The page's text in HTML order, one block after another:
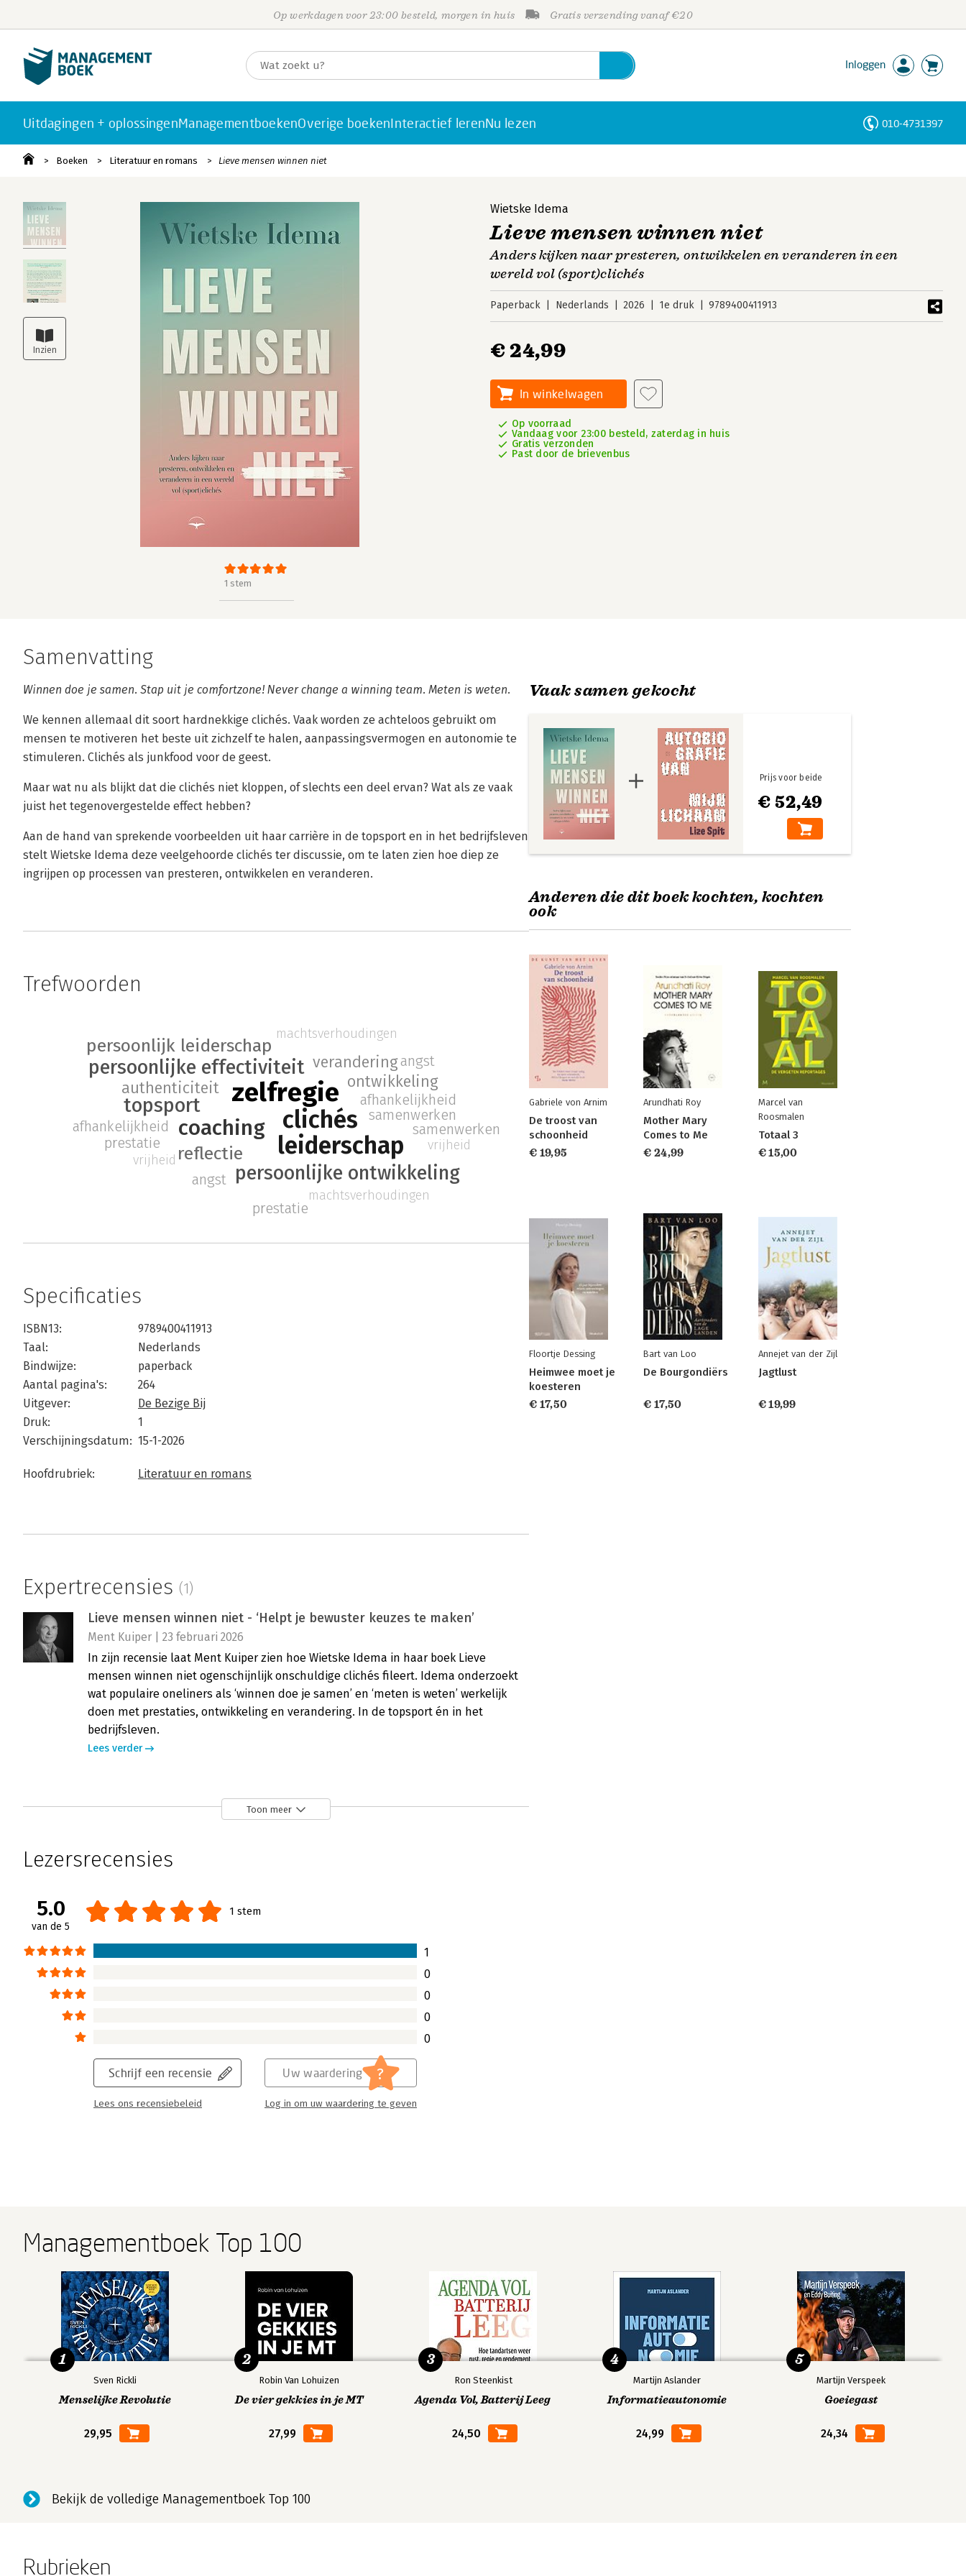
Op werkdagen voor 23:00 besteld, morgen in huis Gratis verzending vanaf €20
Inloggen
Uitdagingen + oplossingenManagementboekenOverige boekenInteractief lerenNu lezen 010-4731397
Boeken Literatuur en romans Lieve mensen winnen niet
1 stem
Wietske Idema
Lieve mensen winnen niet
Anders kijken naar presteren, ontwikkelen en veranderen in een
wereld vol (sport)clichés
Paperback Nederlands 2026 1e druk 9789400411913
€ 24,99
In winkelwagen
Op voorraad
Vandaag voor 23:00 besteld, zaterdag in huis
Gratis verzonden
Past door de brievenbus
Samenvatting
Winnen doe je samen. Stap uit je comfortzone! Never change a winning team. Meten is weten.
We kennen allemaal dit soort hardnekkige clichés. Vaak worden ze achteloos gebruikt om
mensen te motiveren het beste uit zichzelf te halen, aanpassingsvermogen en autonomie te
stimuleren. Clichés als junkfood voor de geest.
Maar wat nu als blijkt dat die clichés niet kloppen, of slechts een deel ervan? Wat als ze vaak
juist het tegenovergestelde effect hebben?
Aan de hand van sprekende voorbeelden uit haar carrière in de topsport en in het bedrijfsleven
stelt Wietske Idema deze veelgehoorde clichés ter discussie, om te laten zien hoe diep ze
ingrijpen op processen van presteren, ontwikkelen en veranderen.
Trefwoorden
zelfregie
clichés
leiderschap
coaching
persoonlijke effectiviteit
persoonlijke ontwikkeling
topsport
reflectie
persoonlijk leiderschap
authenticiteit
verandering
ontwikkeling
afhankelijkheid
samenwerken
angst
machtsverhoudingen
vrijheid
prestatie
afhankelijkheid samenwerken
angst
machtsverhoudingen
vrijheid
prestatie
Specificaties
ISBN13:
9789400411913
Taal:
Nederlands
Bindwijze:
paperback
Aantal pagina's:
264
Uitgever:
De Bezige Bij
Druk:
1
Verschijningsdatum: 15-1-2026
Hoofdrubriek: Literatuur en romans
Expertrecensies (1)
Lieve mensen winnen niet - ‘Helpt je bewuster keuzes te maken’
Ment Kuiper | 23 februari 2026
In zijn recensie laat Ment Kuiper zien hoe Wietske Idema in haar boek Lieve
mensen winnen niet ogenschijnlijk onschuldige clichés fileert. Idema onderzoekt
wat populaire oneliners als ‘winnen doe je samen’ en ‘meten is weten’ werkelijk
doen met prestaties, ontwikkeling en verandering. In de topsport én in het
bedrijfsleven.
Lees verder
Toon meer
Lezersrecensies
5.0
van de 5
1 stem
1
0
0
0
0
Schrijf een recensie
Lees ons recensiebeleid
Uw waardering ?
Log in om uw waardering te geven
Vaak samen gekocht
€ 52,49
Prijs voor beide
Anderen die dit boek kochten, kochten
ook
Gabriele von Arnim
De troost van
schoonheid
€ 19,95
Arundhati Roy
Mother Mary
Comes to Me
€ 24,99
Marcel van
Roosmalen
Totaal 3
€ 15,00
Floortje Dessing
Heimwee moet je
koesteren
€ 17,50
Bart van Loo
De Bourgondiërs
€ 17,50
Annejet van der Zijl
Jagtlust
€ 19,99
Managementboek Top 100
Sven Rickli
Menselijke Revolutie
29,95
1
Robin Van Lohuizen
De vier gekkies in je MT
27,99
2
Ron Steenkist
Agenda Vol, Batterij Leeg
24,50
3
Martijn Aslander
Informatieautonomie
24,99
4
Martijn Verspeek
Goeiegast
24,34
5
Bekijk de volledige Managementboek Top 100
Rubrieken
Personen